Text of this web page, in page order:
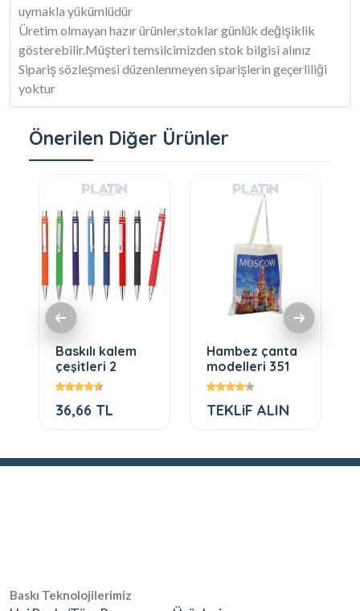
uymakla yükümlüdür
Üretim olmayan hazır ürünler,stoklar günlük değişiklik
gösterebilir.Müşteri temsilcimizden stok bilgisi alınız
Sipariş sözleşmesi düzenlenmeyen siparişlerin geçerliliği
yoktur
Önerilen Diğer Ürünler
Baskılı kalem
çeşitleri 2
36,66 TL
Hambez çanta
modelleri 351
TEKLiF ALIN
Baskı Teknolojilerimiz